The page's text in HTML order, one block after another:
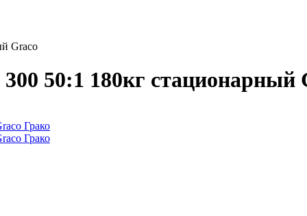
Graco
50:1 180кг стационарный